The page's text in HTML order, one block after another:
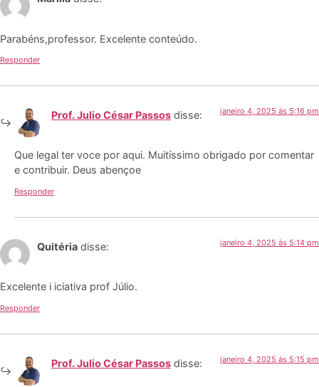
Parabéns,professor. Excelente conteúdo.
Responder
Prof. Julio César Passos disse: janeiro 4, 2025 às 5:16 pm
Que legal ter voce por aqui. Muitíssimo obrigado por comentar
e contribuir. Deus abençoe
Responder
Quitéria disse: janeiro 4, 2025 às 5:14 pm
Excelente i iciativa prof Júlio.
Responder
Prof. Julio César Passos disse: janeiro 4, 2025 às 5:15 pm